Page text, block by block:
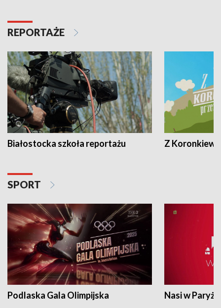
REPORTAŻE
Białostocka szkoła reportażu Z
SPORT
Podlaska Gala Olimpijska Nasi w Paryżu